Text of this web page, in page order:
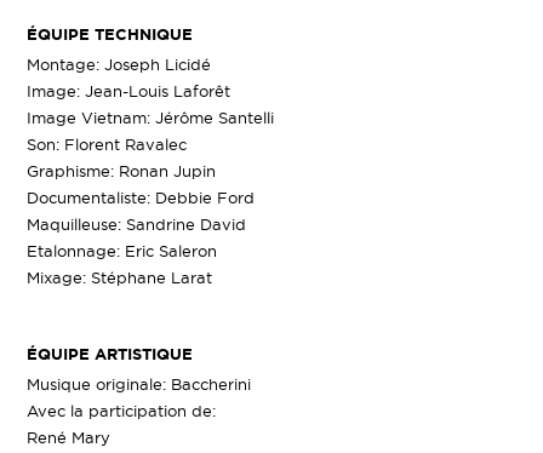
ÉQUIPE TECHNIQUE
Montage: Joseph Licidé
Image: Jean-Louis Laforêt
Image Vietnam: Jérôme Santelli
Son: Florent Ravalec
Graphisme: Ronan Jupin
Documentaliste: Debbie Ford
Maquilleuse: Sandrine David
Etalonnage: Eric Saleron
Mixage: Stéphane Larat
ÉQUIPE ARTISTIQUE
Musique originale: Baccherini
Avec la participation de:
René Mary